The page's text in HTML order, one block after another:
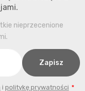
nieprzecenione
i politykę prywatności